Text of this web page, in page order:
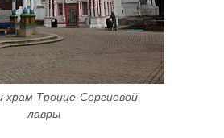
храм Троице-Сергиевой
лавры